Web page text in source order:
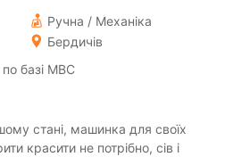
Ручна / Механіка
Бердичів
базі МВС
стані, машинка для своїх
красити не потрібно, сів і